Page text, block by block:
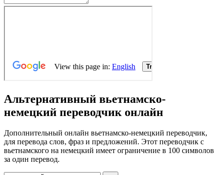
Альтернативный вьетнамско-
немецкий переводчик онлайн
Дополнительный онлайн вьетнамско-немецкий переводчик,
для перевода слов, фраз и предложений. Этот переводчик с
вьетнамского на немецкий имеет ограничение в 100 символов
за один перевод.